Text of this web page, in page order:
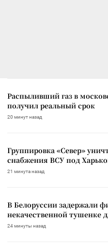
Распыливший газ в
получил реальный срок
20 минут назад
Группировка «Север»
снабжения ВСУ под
21 минута назад
В Белоруссии задержали
некачественной тушенке
24 минуты назад